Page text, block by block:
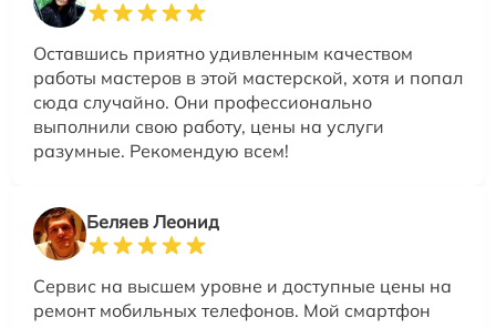
Оставшись приятно удивленным качеством
работы мастеров в этой мастерской, хотя и попал
сюда случайно. Они профессионально
выполнили свою работу, цены на услуги
разумные. Рекомендую всем!
Беляев Леонид
Сервис на высшем уровне и доступные цены на
ремонт мобильных телефонов. Мой смартфон